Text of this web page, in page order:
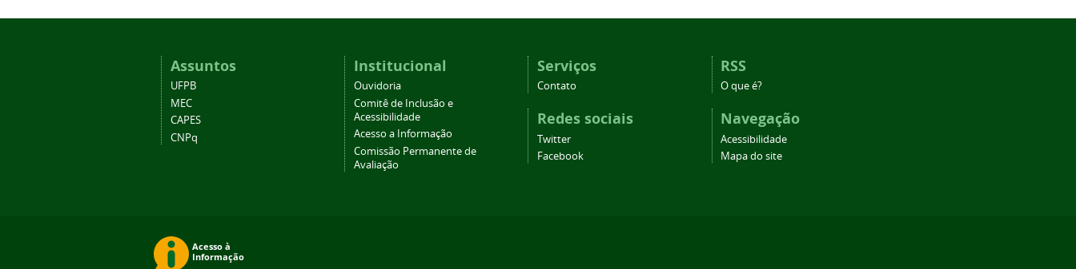
Assuntos
UFPB
MEC
CAPES
CNPq
Institucional
Ouvidoria
Comitê de Inclusão e
Acessibilidade
Acesso a Informação
Comissão Permanente de
Avaliação
Serviços
Contato
Redes sociais
Twitter
Facebook
RSS
O que é?
Navegação
Acessibilidade
Mapa do site